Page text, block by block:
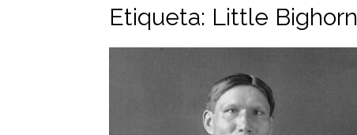
Etiqueta: Little Bighorn